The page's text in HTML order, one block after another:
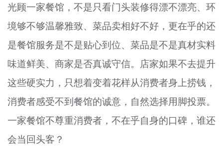
光顾一家餐馆，不是只看门头装修得漂不漂亮、环
境够不够温馨雅致、菜品卖相好不好，更在乎的还
是餐馆服务是不是贴心到位、菜品是不是真材实料
味道鲜美、商家是否真诚守信。店家如果不去提升
这些硬实力，只想着变着花样从消费者身上捞钱，
消费者感受不到餐馆的诚意，自然选择用脚投票。
一家餐馆不尊重消费者，不在乎自身的口碑，谁还
会当回头客？